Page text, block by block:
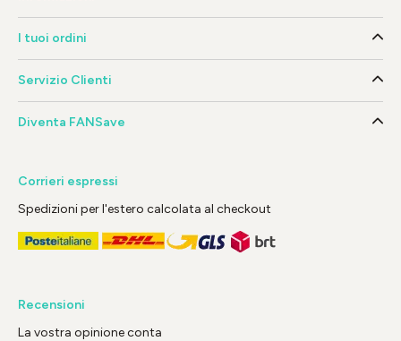
I tuoi ordini
Servizio Clienti
Diventa FANSave
Corrieri espressi
Spedizioni per l'estero calcolata al checkout
Recensioni
La vostra opinione conta